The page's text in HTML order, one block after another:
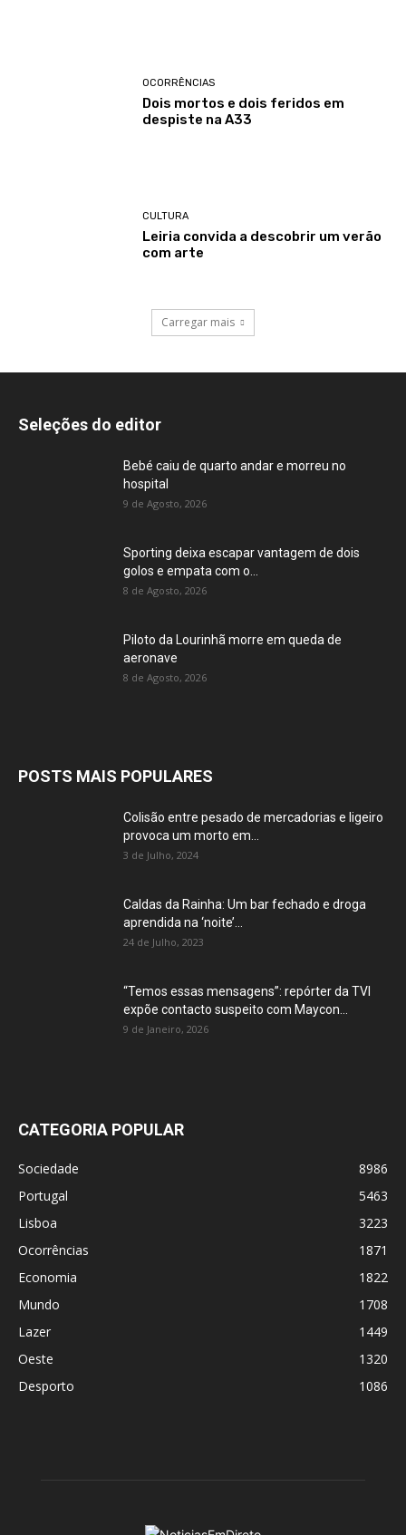
OCORRÊNCIAS
Dois mortos e dois feridos em
despiste na A33
CULTURA
Leiria convida a descobrir um verão
com arte
Carregar mais
Seleções do editor
Bebé caiu de quarto andar e morreu no
hospital
9 de Agosto, 2026
Sporting deixa escapar vantagem de dois
golos e empata com o...
8 de Agosto, 2026
Piloto da Lourinhã morre em queda de
aeronave
8 de Agosto, 2026
POSTS MAIS POPULARES
Colisão entre pesado de mercadorias e ligeiro
provoca um morto em...
3 de Julho, 2024
Caldas da Rainha: Um bar fechado e droga
aprendida na ‘noite’...
24 de Julho, 2023
“Temos essas mensagens”: repórter da TVI
expõe contacto suspeito com Maycon...
9 de Janeiro, 2026
CATEGORIA POPULAR
Sociedade
8986
Portugal
5463
Lisboa
3223
Ocorrências
1871
Economia
1822
Mundo
1708
Lazer
1449
Oeste
1320
Desporto
1086